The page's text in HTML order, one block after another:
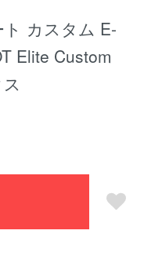
カスタム E-
Elite Custom